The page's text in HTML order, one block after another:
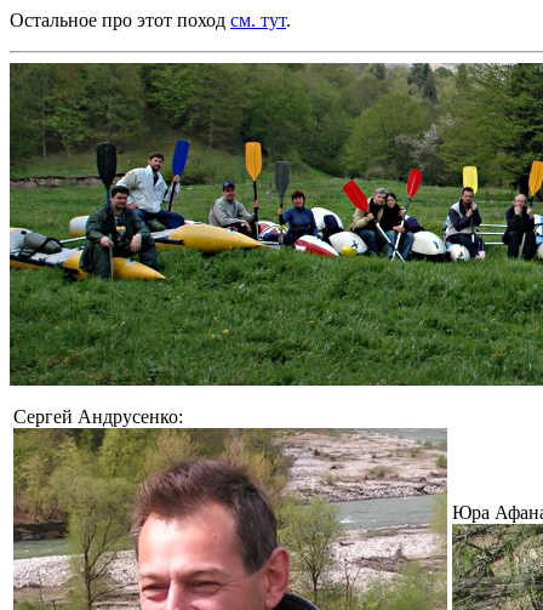
Остальное про этот поход см. тут.
Сергей Андрусенко:
Юра